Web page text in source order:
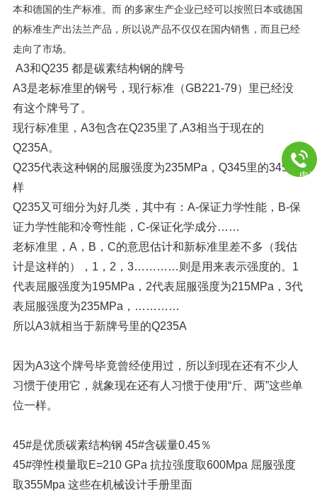
本和德国的生产标准。而 的多家生产企业已经可以按照日本或德国
的标准生产出法兰产品，所以说产品不仅仅在国内销售，而且已经
走向了市场。
A3和Q235 都是碳素结构钢的牌号
A3是老标准里的钢号，现行标准（GB221-79）里已经没
有这个牌号了。
现行标准里，A3包含在Q235里了,A3相当于现在的
Q235A。
Q235代表这种钢的屈服强度为235MPa，Q345里的345同
样
Q235又可细分为好几类，其中有：A-保证力学性能，B-保
证力学性能和冷弯性能，C-保证化学成分……
老标准里，A，B，C的意思估计和新标准里差不多（我估
计是这样的），1，2，3…………则是用来表示强度的。1
代表屈服强度为195MPa，2代表屈服强度为215MPa，3代
表屈服强度为235MPa，…………
所以A3就相当于新牌号里的Q235A
因为A3这个牌号毕竟曾经使用过，所以到现在还有不少人
习惯于使用它，就象现在还有人习惯于使用“斤、两”这些单
位一样。
45#是优质碳素结构钢 45#含碳量0.45％
45#弹性模量取E=210 GPa 抗拉强度取600Mpa 屈服强度
取355Mpa 这些在机械设计手册里面
电